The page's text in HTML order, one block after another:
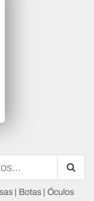
| Botas | Óculos